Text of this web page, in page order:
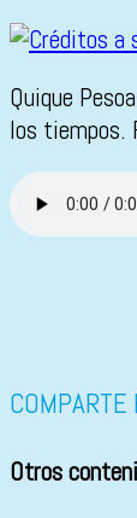
Quique
los tiempos.
Otros